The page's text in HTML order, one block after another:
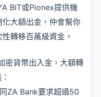
BIT或Pionex提供機
大額出金，仲會幫你
轉移百萬級資金。
密貨幣出入金，大額轉
ZA Bank要求超過50